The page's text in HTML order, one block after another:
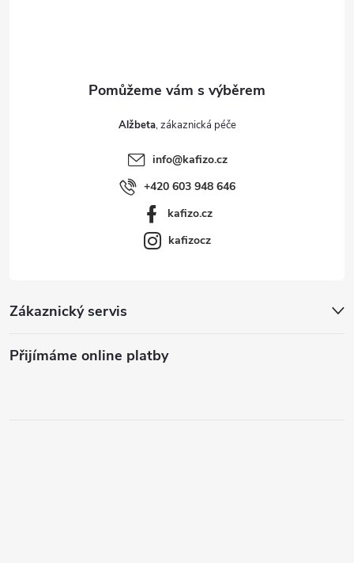
Zákaznický servis
Přijímáme online platby
Alžbeta
info@kafizo.cz
+420 603 948 646
kafizo.cz
kafizocz